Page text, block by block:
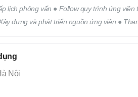
lịch phỏng vấn ● Follow quy trình ứng
dựng và phát triển nguồn ứng viên ●
Nội